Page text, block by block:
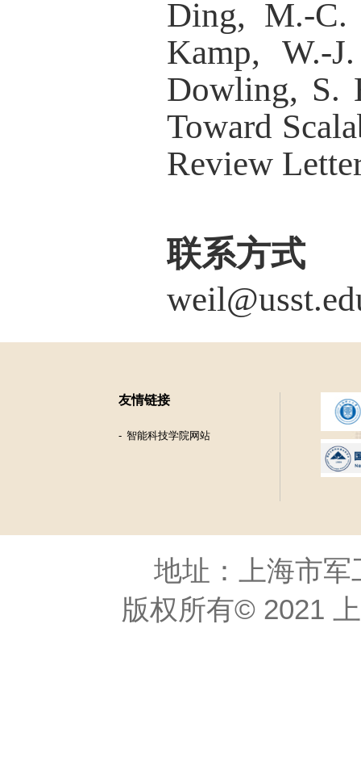
Ding, M.-C.
Kamp, W.-
Dowling, S.
Toward
Review
联系方式
友情链接
智能科技学院网站
地址：上海市军
版权所有© 2021